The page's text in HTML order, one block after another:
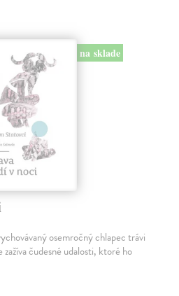
na sklade
osemročný chlapec trávi
čudesné udalosti, ktoré ho